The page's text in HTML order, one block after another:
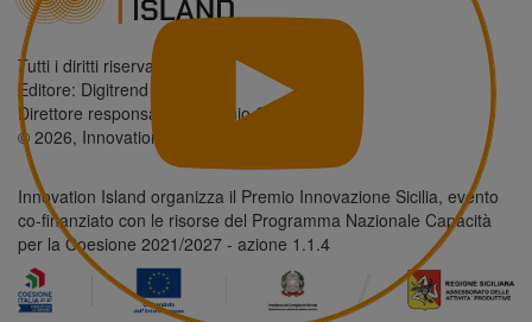
Tutti i diritti riservati.
Editore: Digitrend S.r.l.
Direttore responsabile: Antonio Giordano
© 2026, Innovation Island
Innovation Island organizza il Premio Innovazione Sicilia, evento
co-finanziato con le risorse del Programma Nazionale Capacità
per la Coesione 2021/2027 - azione 1.1.4